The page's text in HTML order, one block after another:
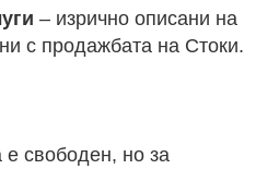
– изрично описани на
с продажбата на Стоки.
свободен, но за